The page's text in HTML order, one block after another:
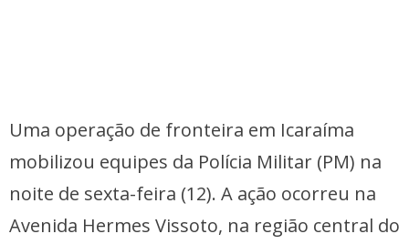
Uma operação de fronteira em Icaraíma
mobilizou equipes da Polícia Militar (PM) na
noite de sexta-feira (12). A ação ocorreu na
Avenida Hermes Vissoto, na região central do